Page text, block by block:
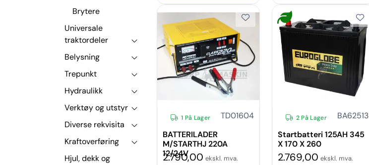
Brytere
Universale
traktordeler
Belysning
Trepunkt
Hydraulikk
Verktøy og utstyr
Diverse rekvisita
Kraftoverføring
Hjul, dekk og
BATTERILADER
M/STARTHJ 220A
12/24V
TD01604
1 På Lager
2.790,00 ekskl. mva.
Startbatteri 125AH 345
X 170 X 260
BA62513
2 På Lager
2.769,00 ekskl. mva.